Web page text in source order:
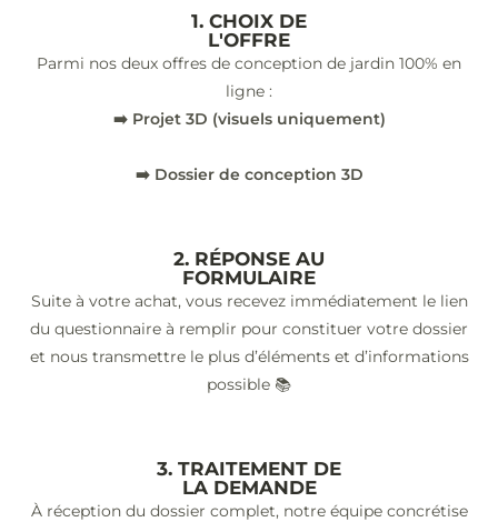
1. CHOIX DE
L'OFFRE
Parmi nos deux offres de conception de jardin 100% en
ligne :
➡️ Projet 3D (visuels uniquement)
➡️ Dossier de conception 3D
2. RÉPONSE AU
FORMULAIRE
Suite à votre achat, vous recevez immédiatement le lien
du questionnaire à remplir pour constituer votre dossier
et nous transmettre le plus d’éléments et d’informations
possible 📚
3. TRAITEMENT DE
LA DEMANDE
À réception du dossier complet, notre équipe concrétise